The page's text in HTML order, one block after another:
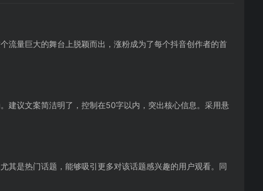
流量巨大的舞台上脱颖而出，涨粉成为了每个抖音创作者的首
建议文案简洁明了，控制在50字以内，突出核心信息。采用悬
其是热门话题，能够吸引更多对该话题感兴趣的用户观看。同